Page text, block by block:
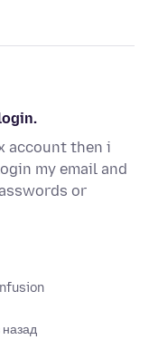
account then i
my email and
or
назад